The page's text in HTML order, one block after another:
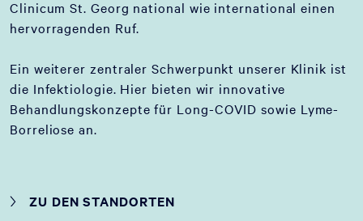
Clinicum St. Georg national wie international einen
hervorragenden Ruf.
Ein weiterer zentraler Schwerpunkt unserer Klinik ist
die Infektiologie. Hier bieten wir innovative
Behandlungskonzepte für Long-COVID sowie Lyme-
Borreliose an.
ZU DEN STANDORTEN